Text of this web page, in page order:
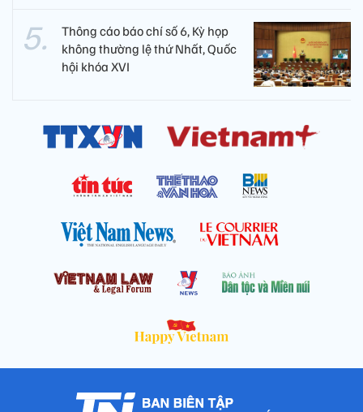
Thông cáo báo chí số 6, Kỳ họp
không thường lệ thứ Nhất, Quốc
hội khóa XVI